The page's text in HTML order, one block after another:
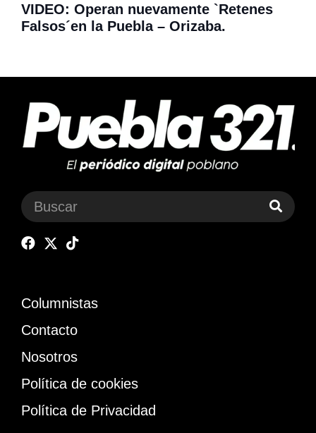
VIDEO: Operan nuevamente `Retenes
Falsos´en la Puebla – Orizaba.
Columnistas
Contacto
Nosotros
Política de cookies
Política de Privacidad